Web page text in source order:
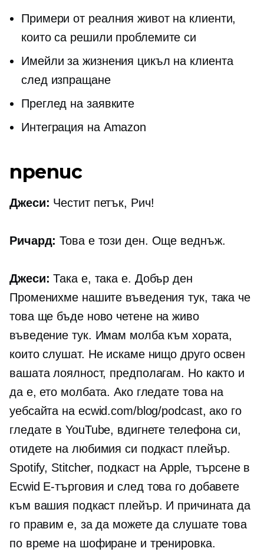
Примери от реалния живот на клиенти,
които са решили проблемите си
Имейли за жизнения цикъл на клиента
след изпращане
Преглед на заявките
Интеграция на Amazon
препис
Джеси: Честит петък, Рич!
Ричард: Това е този ден. Още веднъж.
Джеси: Така е, така е. Добър ден
Променихме нашите въведения тук, така че
това ще бъде ново четене на живо
въведение тук. Имам молба към хората,
които слушат. Не искаме нищо друго освен
вашата лоялност, предполагам. Но както и
да е, ето молбата. Ако гледате това на
уебсайта на ecwid.com/blog/podcast, ако го
гледате в YouTube, вдигнете телефона си,
отидете на любимия си подкаст плейър.
Spotify, Stitcher, подкаст на Apple, търсене в
Ecwid E-търговия и след това го добавете
към вашия подкаст плейър. И причината да
го правим е, за да можете да слушате това
по време на шофиране и тренировка.